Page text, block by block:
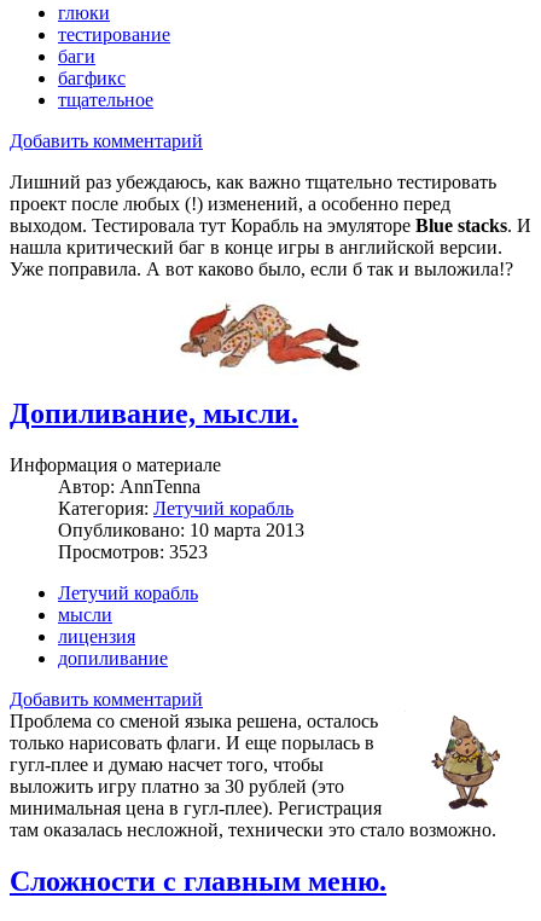
глюки
тестирование
баги
багфикс
тщательное
Добавить комментарий
Лишний раз убеждаюсь, как важно тщательно тестировать
проект после любых (!) изменений, а особенно перед
выходом. Тестировала тут Корабль на эмуляторе Blue stacks. И
нашла критический баг в конце игры в английской версии.
Уже поправила. А вот каково было, если б так и выложила!?
Допиливание, мысли.
Информация о материале
Автор: AnnTenna
Категория: Летучий корабль
Опубликовано: 10 марта 2013
Просмотров: 3523
Летучий корабль
мысли
лицензия
допиливание
Добавить комментарий
Проблема со сменой языка решена, осталось
только нарисовать флаги. И еще порылась в
гугл-плее и думаю насчет того, чтобы
выложить игру платно за 30 рублей (это
минимальная цена в гугл-плее). Регистрация
там оказалась несложной, технически это стало возможно.
Сложности с главным меню.